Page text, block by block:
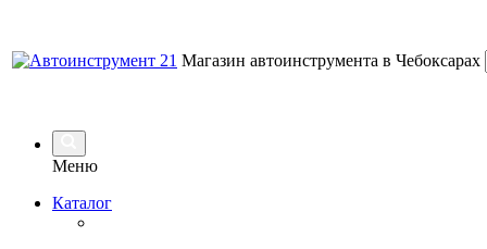
Магазин автоинструмента в Чебоксарах
Меню
Каталог